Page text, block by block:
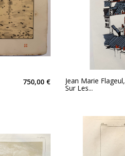
750,00 € Jean Marie Flageul,
Sur Les...